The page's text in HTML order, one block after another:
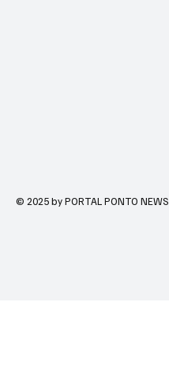
© 2025 by PORTAL PONTO NEWS